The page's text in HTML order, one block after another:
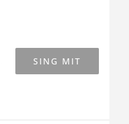
SING MIT